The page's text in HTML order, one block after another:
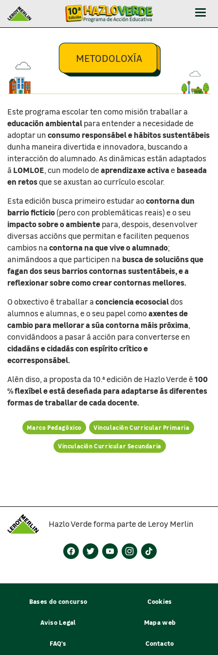
Abrir
METODOLOXÍA
Este programa escolar ten como misión traballar a
educación ambientalpara entender a necesidade de
adoptar unconsumo responsábel e hábitos sustentábeis
dunha maneira divertida e innovadora, buscando a
interacción do alumnado. As dinámicas están adaptados
á LOMLOE, cun modelo deaprendizaxe activaebaseada
en retosque se axustan ao currículo escolar.
Esta edición busca primeiro estudar aocontorna dun
barrio ficticio(pero con problemáticas reais) e o seu
impacto sobre o ambientepara, despois, desenvolver
diversas accións que permitan e faciliten pequenos
cambios nacontorna na que vive o alumnado;
animándoos a que participen nabusca de solucións que
fagan dos seus barrios contornas sustentábeis, e a
reflexionar sobre como crear contornas mellores.
O obxectivo é traballar aconciencia ecosocialdos
alumnos e alumnas, e o seu papel comoaxentes de
cambio para mellorar a súa contorna máis próxima,
convidándoos a pasar á acción para converterse en
cidadáns e cidadás con espírito crítico e
ecorresponsábel.
Alén diso, a proposta da 10.ª edición de Hazlo Verde é100
% flexíbel e está deseñada para adaptarse ás diferentes
formas de traballar de cada docente.
Marco Pedagóxico Vinculación Curricular Primaria
Vinculación Curricular Secundaria
Hazlo Verde forma parte de Leroy Merlin
Bases do concurso Cookies
Aviso Legal Mapa web
FAQ's Contacto